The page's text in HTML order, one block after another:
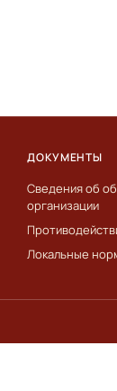
ДОКУМЕНТЫ
Сведения об
организации
Локальные